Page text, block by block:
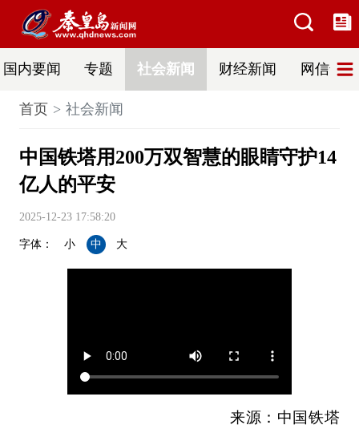
国内要闻 专题 社会新闻 财经新闻 网信普法
首页 社会新闻
中国铁塔用200万双智慧的眼睛守护14
亿人的平安
2025-12-23 17:58:20
字体： 小 中 大
来源：中国铁塔